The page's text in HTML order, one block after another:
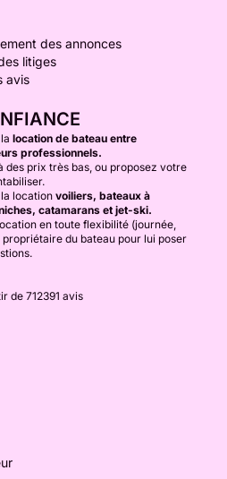
des annonces
litiges
avis
location de bateau entre
professionnels.
des prix très bas, ou proposez votre
location voiliers, bateaux à
catamarans et jet-ski.
en toute flexibilité (journée,
du bateau pour lui poser
de 712391 avis